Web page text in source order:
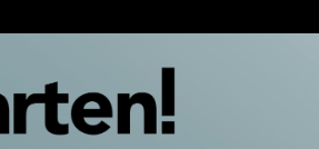
Ingelogd blijven